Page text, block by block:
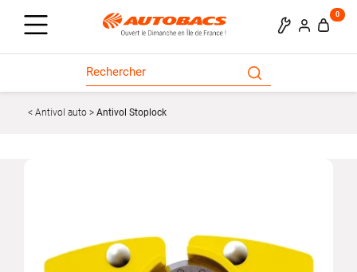
0
Antivol auto Antivol Stoplock